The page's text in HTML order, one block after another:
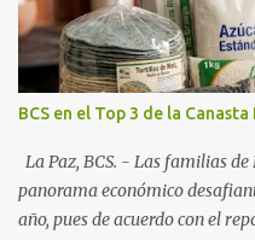
norte del estado. Comondú
impresionante 89% de
creciente en el turismo de
consolidados y emergentes:
picos del 79% en Año Nuevo).
54%. "Estamos viendo un
vienen por el lujo de Los
BCS en el Top 3 de la
La Paz, BCS. - Las familias
panorama económico
año, pues de acuerdo con el